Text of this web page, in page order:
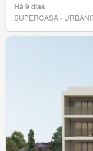
Há 9 dias